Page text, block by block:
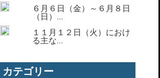
６月６日（金）～６月８日
（日）...
１１月１２日（火）におけ
る主な...
カテゴリー